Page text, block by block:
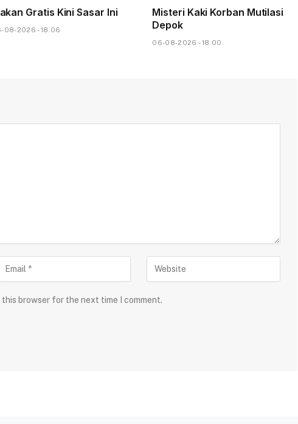
Gratis Kini Sasar Ini
08-2026 - 18.06
Misteri Kaki Korban Mutilasi
Depok
06-08-2026 - 18.00
this browser for the next time I comment.